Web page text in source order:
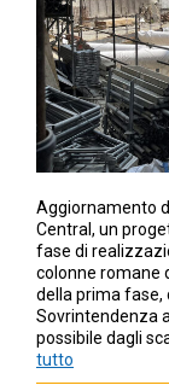
Aggiornamento
Central, un
fase di
colonne romane
della prima fase,
Sovrintendenza
possibile dagli
tutto